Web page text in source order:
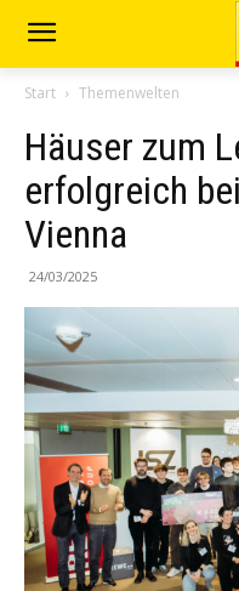
Start Themenwelten
Häuser zum
erfolgreich
Vienna
24/03/2025